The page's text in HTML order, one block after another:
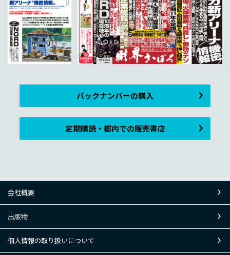
バックナンバーの購入
定期購読・都内での販売書店
会社概要
出版物
個人情報の取り扱いについて